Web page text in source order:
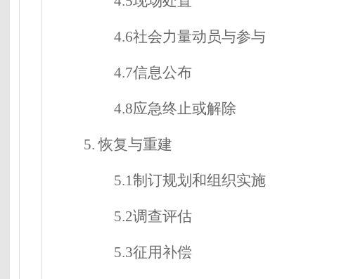
4.6社会力量动员与参与
4.7信息公布
4.8应急终止或解除
5.恢复与重建
5.1制订规划和组织实施
5.2调查评估
5.3征用补偿